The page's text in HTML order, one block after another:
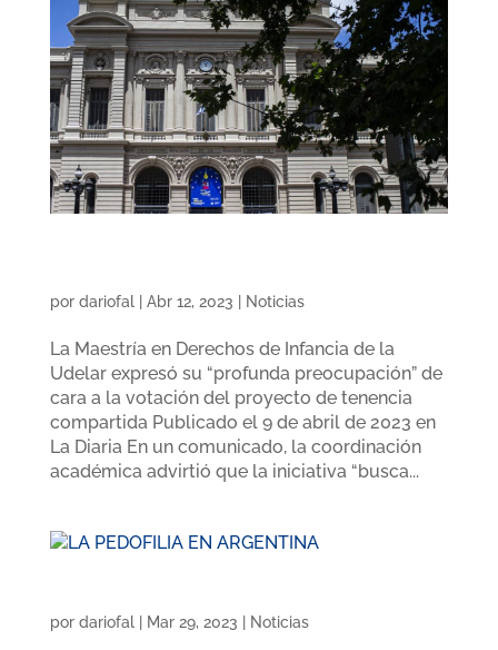
por dariofal| Abr 12, 2023 Noticias
La Maestría en Derechos de Infancia de la
Udelar expresó su “profunda preocupación” de
cara a la votación del proyecto de tenencia
compartida Publicado el 9 de abril de 2023 en
La Diaria En un comunicado, la coordinación
académica advirtió que la iniciativa “busca...
por dariofal| Mar 29, 2023 Noticias